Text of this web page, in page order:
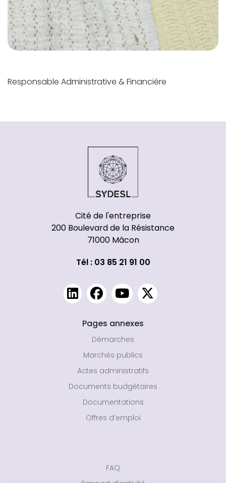
Responsable Administrative & Financière
Cité de l'entreprise
200 Boulevard de la Résistance
71000 Mâcon
Tél : 03 85 21 91 00
Pages annexes
Démarches
Marchés publics
Actes administratifs
Documents budgétaires
Documentations
Offres d’emploi
FAQ